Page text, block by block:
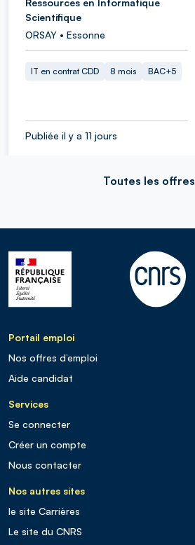
Scientifique
ORSAY • Essonne
IT en contrat CDD 8 mois BAC+5
Publiée il y a 11 jours
Toutes les offres
Portail emploi
Nos offres d’emploi
Aide candidat
Services
Se connecter
Créer un compte
Nous contacter
Nos autres sites
le site Carrières
Le site du CNRS